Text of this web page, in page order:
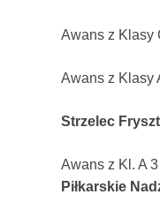
Awans z Klasy
Awans z Klasy
Strzelec
Awans z Kl. A
Piłkarskie